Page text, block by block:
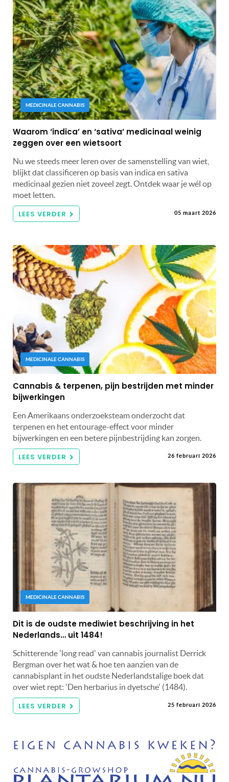
MEDICINALE CANNABIS
Waarom ‘indica’ en ‘sativa’ medicinaal weinig
zeggen over een wietsoort
Nu we steeds meer leren over de samenstelling van wiet,
blijkt dat classificeren op basis van indica en sativa
medicinaal gezien niet zoveel zegt. Ontdek waar je wél op
moet letten.
LEES VERDER 05 maart 2026
MEDICINALE CANNABIS
Cannabis & terpenen, pijn bestrijden met minder
bijwerkingen
Een Amerikaans onderzoeksteam onderzocht dat
terpenen en het entourage-effect voor minder
bijwerkingen en een betere pijnbestrijding kan zorgen.
LEES VERDER 26 februari 2026
MEDICINALE CANNABIS
Dit is de oudste mediwiet beschrijving in het
Nederlands… uit 1484!
Schitterende 'long read' van cannabis journalist Derrick
Bergman over het wat & hoe ten aanzien van de
cannabisplant in het oudste Nederlandstalige boek dat
over wiet rept: 'Den herbarius in dyetsche' (1484).
LEES VERDER 25 februari 2026